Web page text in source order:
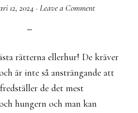
12, 2024 · Leave a Comment
rätterna ellerhur! De kräver
är inte så ansträngande att
de det mest
hungern och man kan